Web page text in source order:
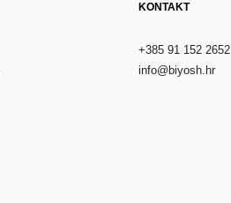
KONTAKT
+385 91 152 2652
info@biyosh.hr